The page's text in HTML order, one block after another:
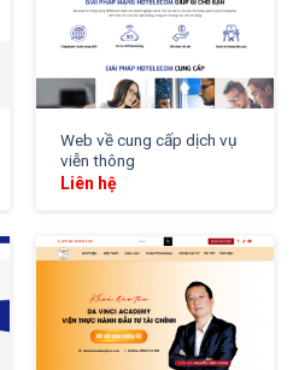
Web về cung cấp dịch vụ
viễn thông
Liên hệ